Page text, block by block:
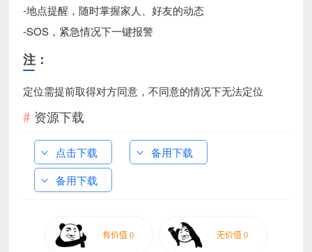
-地点提醒，随时掌握家人、好友的动态
-SOS，紧急情况下一键报警
注：
定位需提前取得对方同意，不同意的情况下无法定位
资源下载
点击下载
备用下载
备用下载